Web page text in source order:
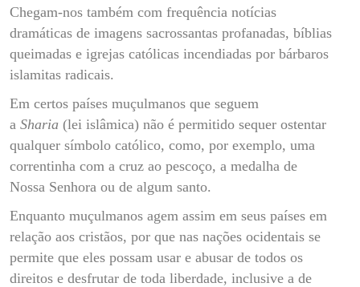
Chegam-nos também com frequência notícias
dramáticas de imagens sacrossantas profanadas, bíblias
queimadas e igrejas católicas incendiadas por bárbaros
islamitas radicais.
Em certos países muçulmanos que seguem
a Sharia (lei islâmica) não é permitido sequer ostentar
qualquer símbolo católico, como, por exemplo, uma
correntinha com a cruz ao pescoço, a medalha de
Nossa Senhora ou de algum santo.
Enquanto muçulmanos agem assim em seus países em
relação aos cristãos, por que nas nações ocidentais se
permite que eles possam usar e abusar de todos os
direitos e desfrutar de toda liberdade, inclusive a de